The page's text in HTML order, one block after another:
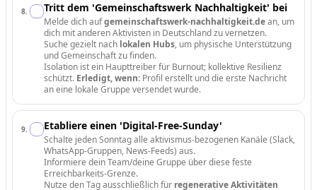
8. Tritt dem 'Gemeinschaftswerk Nachhaltigkeit' bei
Melde dich aufgemeinschaftswerk-nachhaltigkeit.dean, um
dich mit anderen Aktivisten in Deutschland zu vernetzen.
Suche gezielt nach lokalen Hubs, um physische Unterstützung
und Gemeinschaft zu finden.
Isolation ist ein Haupttreiber für Burnout; kollektive Resilienz
schützt. Erledigt, wenn: Profil erstellt und die erste Nachricht
an eine lokale Gruppe versendet wurde.
9. Etabliere einen 'Digital-Free-Sunday'
Schalte jeden Sonntag alle aktivismus-bezogenen Kanäle (Slack,
WhatsApp-Gruppen, News-Feeds) aus.
Informiere dein Team/deine Gruppe über diese feste
Erreichbarkeits-Grenze.
Nutze den Tag ausschließlich für regenerative Aktivitäten